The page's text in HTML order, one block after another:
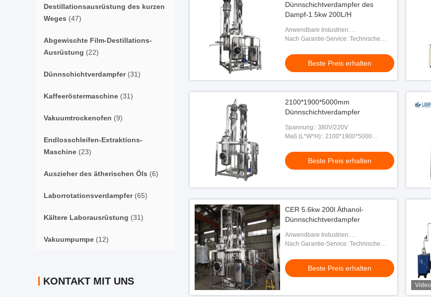
Destillationsausrüstung des kurzen
Weges (47)
Abgewischte Film-Destillations-
Ausrüstung (22)
Dünnschichtverdampfer(31)
Kaffeeröstermaschine (31)
Vakuumtrockenofen (9)
Endlosschleifen-Extraktions-
Maschine (23)
Auszieher des ätherischen Öls (6)
Laborrotationsverdampfer(65)
Kältere Laborausrüstung (31)
Vakuumpumpe (12)
KONTAKT MIT UNS
Dünnschichtverdampfer des
Dampf-1.5kw 200L/H
Anwendbare Industrien:
Produktionsanlage, Maschinerie-
Getränkefabrik, Energie u. Be
Nach Garantie-Service: Technische
Unterstützung
Beste Preis erhalten
2100*1900*5000mm
Dünnschichtverdampfer
Spannung:: 380V/220V
Maß (L*W*H):: 2100*1900*5000
Beste Preis erhalten
CER 5.6kw 200l Äthanol-
Dünnschichtverdampfer
Anwendbare Industrien:
Produktionsanlage, Maschinerie-
Getränkefabrik, Energie u. Be
Nach Garantie-Service: Technische
Unterstützung
Beste Preis erhalten
Video